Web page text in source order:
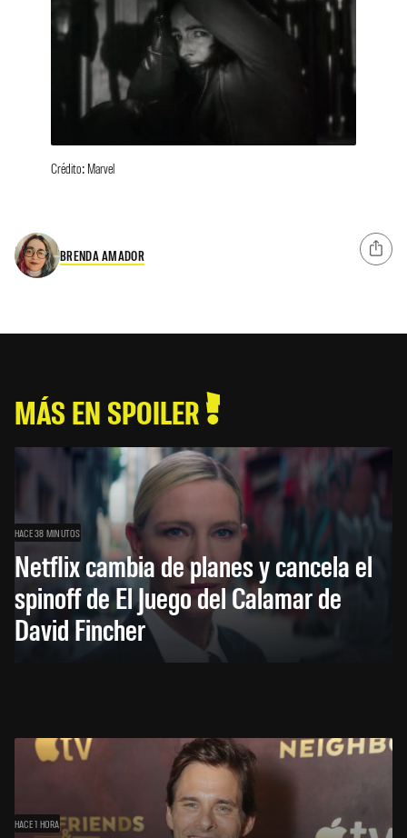
Crédito: Marvel
BRENDA AMADOR
MÁS EN SPOILER
HACE 38 MINUTOS
Netflix cambia de planes y cancela el
spinoff de El Juego del Calamar de
David Fincher
HACE 1 HORA